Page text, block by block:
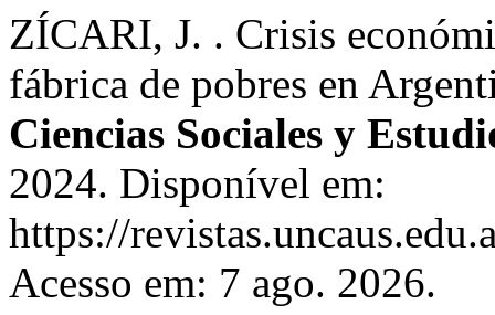
ZÍCARI, J. . Crisis
fábrica de pobres en
Ciencias Sociales y
2024. Disponível em:
https://
Acesso em: 7 ago. 2026.